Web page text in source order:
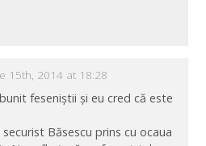
15th, 2014 at 18:28
feseniștii și eu cred că este
Băsescu prins cu ocaua